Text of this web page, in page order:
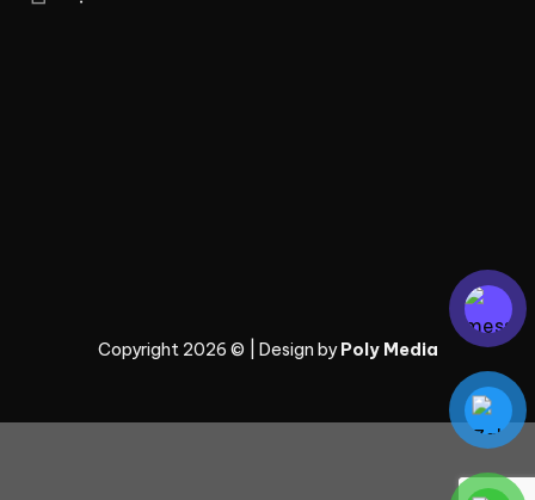
Copyright 2026 © | Design byPoly Media